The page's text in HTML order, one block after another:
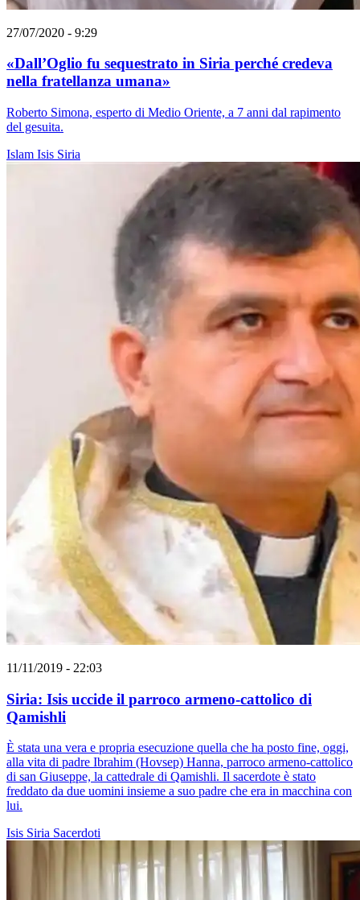
27/07/2020 - 9:29
«Dall’Oglio fu sequestrato in Siria perché credeva
nella fratellanza umana»
Roberto Simona, esperto di Medio Oriente, a 7 anni dal rapimento
del gesuita.
Islam Isis Siria
11/11/2019 - 22:03
Siria: Isis uccide il parroco armeno-cattolico di
Qamishli
È stata una vera e propria esecuzione quella che ha posto fine, oggi,
alla vita di padre Ibrahim (Hovsep) Hanna, parroco armeno-cattolico
di san Giuseppe, la cattedrale di Qamishli. Il sacerdote è stato
freddato da due uomini insieme a suo padre che era in macchina con
lui.
Isis Siria Sacerdoti